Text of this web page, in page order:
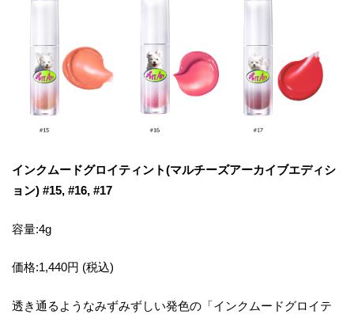
インクムードグロイティント(マルチーズアーカイブエディシ
ョン) #15, #16, #17
容量:4g
価格:1,440円 (税込)
透き通るようなみずみずしい発色の「インクムードグロイテ